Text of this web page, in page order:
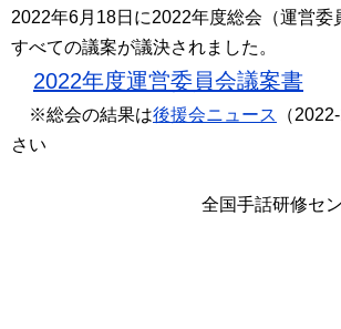
2022年6月18日に2022年度総会（運営委
すべての議案が議決されました。
2022年度運営委員会議案書
※総会の結果は後援会ニュース
（
さい
全国手話研修セ